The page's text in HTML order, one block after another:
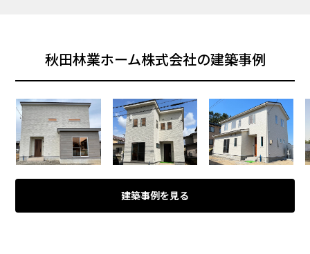
秋田林業ホーム株式会社の建築事例
建築事例を見る